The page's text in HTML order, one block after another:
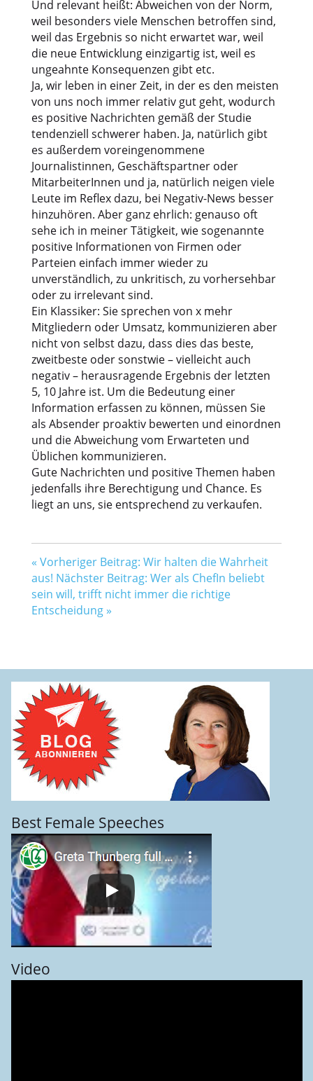
Und relevant heißt: Abweichen von der Norm,
weil besonders viele Menschen betroffen sind,
weil das Ergebnis so nicht erwartet war, weil
die neue Entwicklung einzigartig ist, weil es
ungeahnte Konsequenzen gibt etc.
Ja, wir leben in einer Zeit, in der es den meisten
von uns noch immer relativ gut geht, wodurch
es positive Nachrichten gemäß der Studie
tendenziell schwerer haben. Ja, natürlich gibt
es außerdem voreingenommene
Journalistinnen, Geschäftspartner oder
MitarbeiterInnen und ja, natürlich neigen viele
Leute im Reflex dazu, bei Negativ-News besser
hinzuhören. Aber ganz ehrlich: genauso oft
sehe ich in meiner Tätigkeit, wie sogenannte
positive Informationen von Firmen oder
Parteien einfach immer wieder zu
unverständlich, zu unkritisch, zu vorhersehbar
oder zu irrelevant sind.
Ein Klassiker: Sie sprechen von x mehr
Mitgliedern oder Umsatz, kommunizieren aber
nicht von selbst dazu, dass dies das beste,
zweitbeste oder sonstwie – vielleicht auch
negativ – herausragende Ergebnis der letzten
5, 10 Jahre ist. Um die Bedeutung einer
Information erfassen zu können, müssen Sie
als Absender proaktiv bewerten und einordnen
und die Abweichung vom Erwarteten und
Üblichen kommunizieren.
Gute Nachrichten und positive Themen haben
jedenfalls ihre Berechtigung und Chance. Es
liegt an uns, sie entsprechend zu verkaufen.
« Vorheriger Beitrag: Wir halten die Wahrheit
aus! Nächster Beitrag: Wer als ChefIn beliebt
sein will, trifft nicht immer die richtige
Entscheidung »
Best Female Speeches
Video